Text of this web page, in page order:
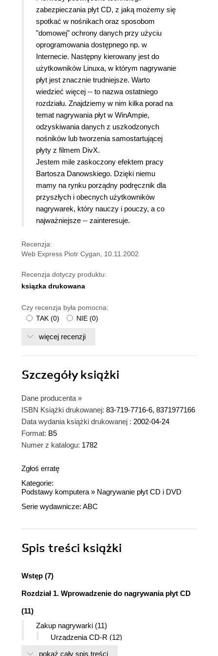
zabezpieczania płyt CD, z jaką możemy się
spotkać w nośnikach oraz sposobom
"domowej" ochrony danych przy użyciu
oprogramowania dostępnego np. w
Internecie. Następny kierowany jest do
użytkowników Linuxa, w którym nagrywanie
płyt jest znacznie trudniejsze. Warto
wiedzieć więcej -- to nazwa ostatniego
rozdziału. Znajdziemy w nim kilka porad na
temat nagrywania płyt w WinAmpie,
odzyskiwania danych z uszkodzonych
nośników lub tworzenia samostartującej
płyty z filmem DivX.
Jestem mile zaskoczony efektem pracy
Bartosza Danowskiego. Dzięki niemu
mamy na rynku porządny podręcznik dla
przyszłych i obecnych użytkowników
nagrywarek, który nauczy i pouczy, a co
najważniejsze -- zainteresuje.
Recenzja:
Web Express Piotr Cygan, 10.11.2002
Recenzja dotyczy produktu:
ksiązka drukowana
Czy recenzja była pomocna:
TAK (0) NIE (0)
więcej recenzji
Szczegółyksiążki
Dane producenta »
ISBN Książki drukowanej: 83-719-7716-6, 8371977166
Data wydania książki drukowanej : 2002-04-24
Format: B5
Numer z katalogu: 1782
Zgłoś erratę
Kategorie:
Podstawy komputera » Nagrywanie płyt CD i DVD
Serie wydawnicze: ABC
Spis treści książki
Wstęp (7)
Rozdział 1. Wprowadzenie do nagrywania płyt CD
(11)
Zakup nagrywarki (11)
Urządzenia CD-R (12)
Urządzenia CD-RW (12)
pokaż cały spis treści